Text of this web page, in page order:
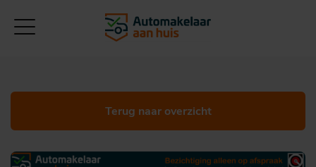
Terug naar overzicht